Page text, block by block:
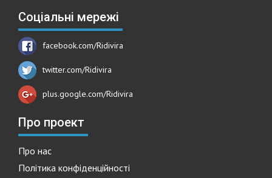
Соціальні мережі
facebook.com/Ridivira
twitter.com/Ridivira
plus.google.com/Ridivira
Про проект
Про нас
Політика конфіденційності